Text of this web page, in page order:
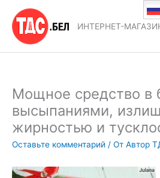
содержимому
ИНТЕРНЕТ-
Мощное средство в
высыпаниями,
жирностью и
Оставьте комментарий / От Автор